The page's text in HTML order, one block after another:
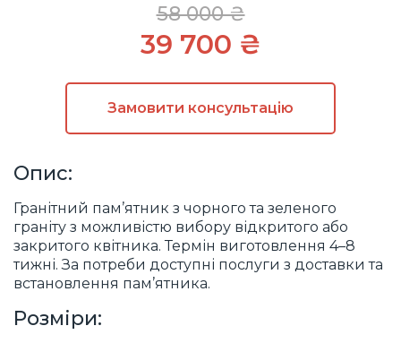
58 000 ₴
39 700 ₴
Замовити консультацію
Опис:
Гранітний пам’ятник з чорного та зеленого
граніту з можливістю вибору відкритого або
закритого квітника. Термін виготовлення 4–8
тижні. За потреби доступні послуги з доставки та
встановлення пам’ятника.
Розміри: